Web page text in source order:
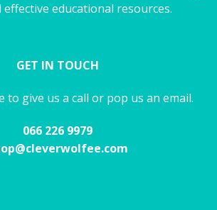
effective educational resources.
GET IN TOUCH
to give us a call or pop us an email.
066 226 9979